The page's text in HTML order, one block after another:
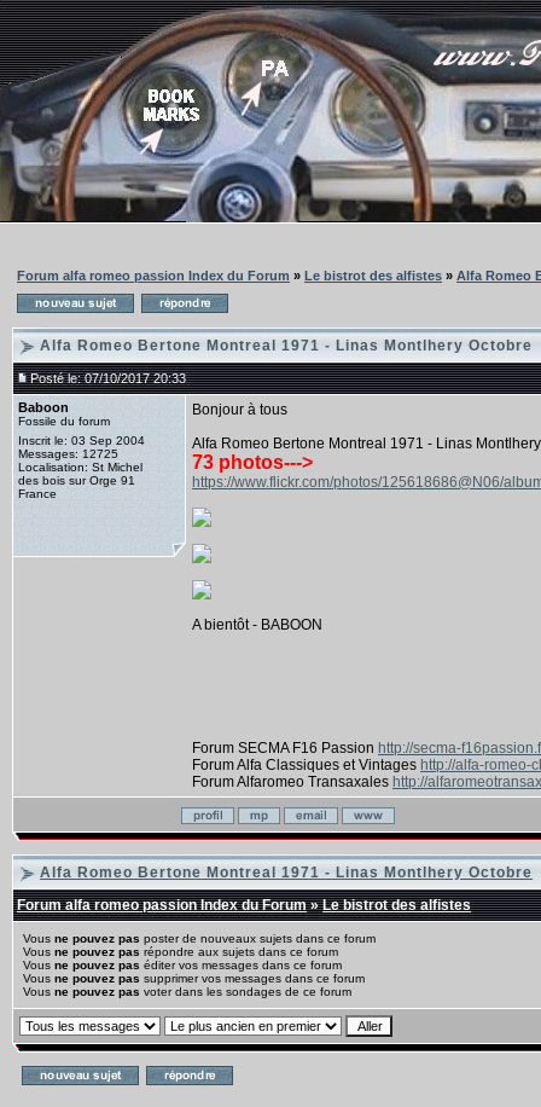
Forum alfa romeo passion Index du Forum » Le bistrot des alfistes » Alfa Romeo
Alfa Romeo Bertone Montreal 1971 - Linas Montlhery Octobre
Posté le: 07/10/2017 20:33
Baboon
Fossile du forum
Inscrit le: 03 Sep 2004
Messages: 12725
Localisation: St Michel
des bois sur Orge 91
France
Bonjour à tous
Alfa Romeo Bertone Montreal 1971 - Linas
73 photos--->
https://www.flickr.com/photos/125618686@N06/
A bientôt - BABOON
Forum SECMA F16 Passion http://secma-
Forum Alfa Classiques et Vintages http://alfa-romeo-
Forum Alfaromeo Transaxales http://
Alfa Romeo Bertone Montreal 1971 - Linas Montlhery Octobre
Forum alfa romeo passion Index du Forum»Le bistrot des alfistes
Vous ne pouvez pas poster de nouveaux sujets dans ce forum
Vous ne pouvez pas répondre aux sujets dans ce forum
Vous ne pouvez pas éditer vos messages dans ce forum
Vous ne pouvez pas supprimer vos messages dans ce forum
Vous ne pouvez pas voter dans les sondages de ce forum